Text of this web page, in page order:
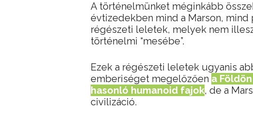
A történelmünket méginkább
évtizedekben mind a Marson,
régészeti leletek, melyek nem
történelmi “mesébe”.
Ezek a régészeti leletek ugyanis
emberiséget megelőzően a
hasonló humanoid fajok, de a
civilizáció.